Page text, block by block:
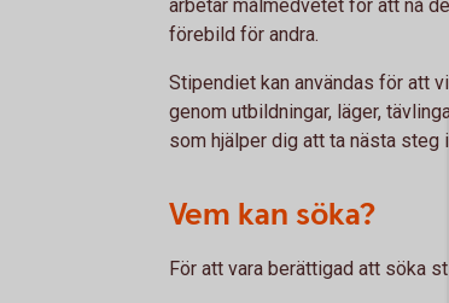
arbetar målmedvetet för att nå
förebild för andra.
Stipendiet kan användas för att
genom utbildningar, läger,
som hjälper dig att ta nästa steg i
Vem kan söka?
För att vara berättigad att söka